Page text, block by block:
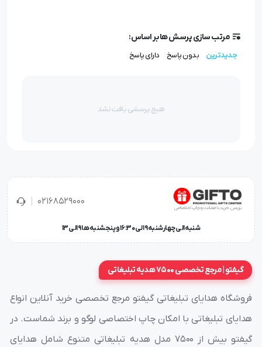
2-کاربرد زمان سنجی آن مورد نیاز همه بوده لذا پر مخاطب
است.
گردد تبلیغات روی آن به دفعات در معرض دید قرار بگیرد.
چاپ و حکاکی سفارشی بر روی ساعت دیواری تبلیغاتی 5166
یک تابلو بر روی دیوار قرار بگیرد و در کنار نمایش زمان، نقش
دکوری هم ایفا کند و سالها مورد استفاده باشد، کیفیت چاپ و
حکاکی طرح شما بر روی آن هم از اهمیت بالایی برخوردار است .
مرتب سازی پرسش ها بر اساس:
جدیدترین بدون پاسخ دارای پاسخ
هیچ پرسشی یافت نشد
02168529000
شنبه الی چهارشنبه 9 الی 16:30 و پنجشنبه ها 9 الی 13
گیفتو | مرجع تخصصی 7500 هدیه تبلیغاتی
فروشگاه هدایای تبلیغاتی گیفتو مرجع تخصصی خرید آنلاین انواع
هدایای تبلیغاتی با امکان چاپ اختصاصی لوگو و برند شماست. در
گیفتو بیش از ۷۵۰۰ مدل هدیه تبلیغاتی متنوع شامل هدایای